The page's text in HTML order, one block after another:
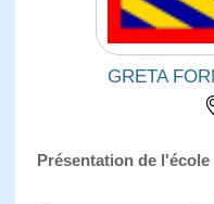
GRETA
Présentation de l'école